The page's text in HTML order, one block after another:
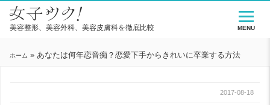
美容整形、美容外科、美容皮膚科を徹底比較
ホーム » あなたは何年恋音痴？恋愛下手からきれいに卒業する方法
2017-08-18
MENU